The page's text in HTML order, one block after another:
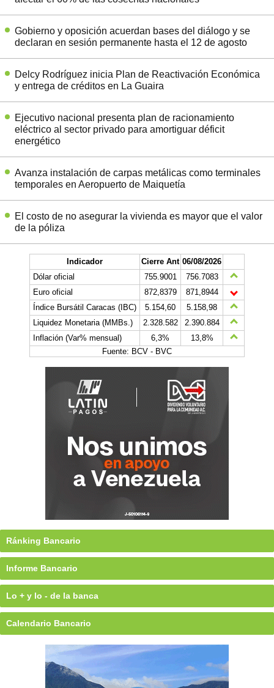
Gobierno y oposición acuerdan bases del diálogo y se
declaran en sesión permanente hasta el 12 de agosto
Delcy Rodríguez inicia Plan de Reactivación Económica
y entrega de créditos en La Guaira
Ejecutivo nacional presenta plan de racionamiento
eléctrico al sector privado para amortiguar déficit
energético
Avanza instalación de carpas metálicas como terminales
temporales en Aeropuerto de Maiquetía
El costo de no asegurar la vivienda es mayor que el valor
de la póliza
Indicador Cierre Ant 06/08/2026
Dólar oficial
755.9001
756.7083
Euro oficial
872,8379
871,8944
Índice Bursátil Caracas (IBC)
5.154,60
5.158,98
Liquidez Monetaria (MMBs.)
2.328.582
2.390.884
Inflación (Var% mensual)
6,3%
13,8%
Fuente: BCV - BVC
Ránking Bancario
Informe Bancario
Lo + y lo - de la banca
Calendario Bancario